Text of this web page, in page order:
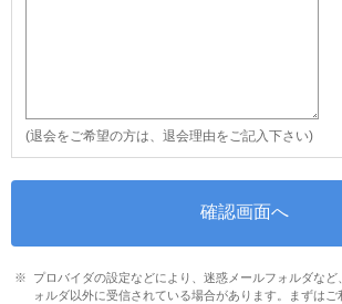
(退会をご希望の方は、退会理由をご記入下さい)
プロバイダの設定などにより、迷惑メールフォルダな
ォルダ以外に受信されている場合があります。まずは